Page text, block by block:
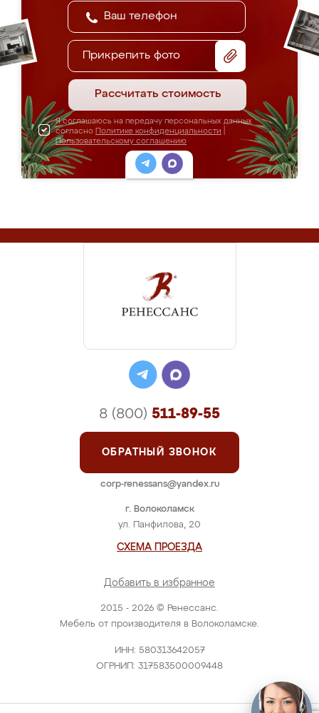
Прикрепить фото
Рассчитать стоимость
Я соглашаюсь на передачу персональных данных
согласно Политике конфиденциальности
Пользовательскому соглашению
2015 - 2026 © Ренессанс.
Мебель от производителя в Волоколамске.
ИНН: 580313642057
ОГРНИП: 317583500009448
г. Волоколамск
ул. Панфилова, 20
СХЕМА ПРОЕЗДА
Добавить в избранное
8 (800) 511-89-55
ОБРАТНЫЙ ЗВОНОК
corp-renessans@yandex.ru